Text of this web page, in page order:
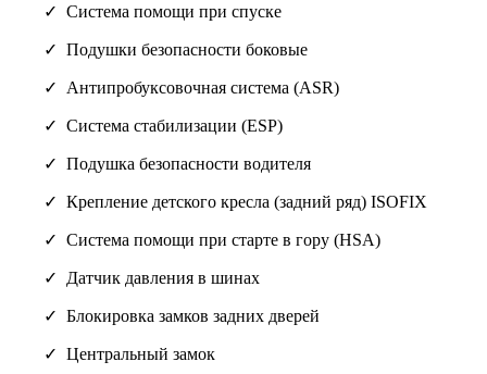
Система помощи при спуске
Подушки безопасности боковые
Антипробуксовочная система (ASR)
Система стабилизации (ESP)
Подушка безопасности водителя
Крепление детского кресла (задний ряд) ISOFIX
Система помощи при старте в гору (HSA)
Датчик давления в шинах
Блокировка замков задних дверей
Центральный замок